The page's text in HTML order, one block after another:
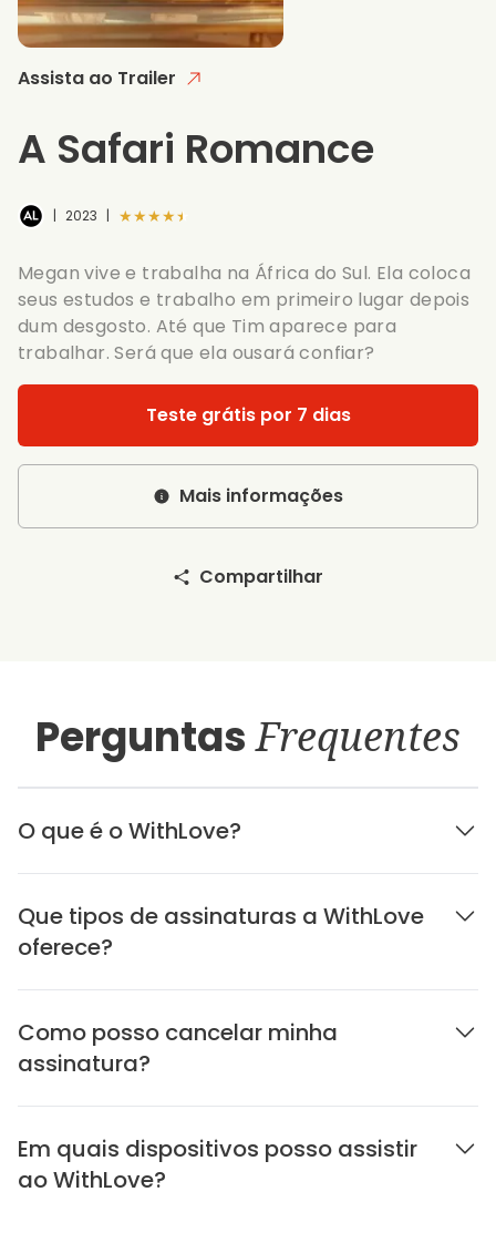
Assista ao Trailer
A Safari Romance
| 2023 | ★★★★★
Megan vive e trabalha na África do Sul. Ela coloca
seus estudos e trabalho em primeiro lugar depois
dum desgosto. Até que Tim aparece para
trabalhar. Será que ela ousará confiar?
Teste grátis por 7 dias
Mais informações
Compartilhar
PerguntasFrequentes
O que é o WithLove?
Que tipos de assinaturas a WithLove
oferece?
Como posso cancelar minha
assinatura?
Em quais dispositivos posso assistir
ao WithLove?